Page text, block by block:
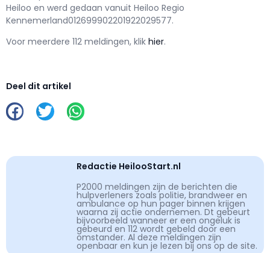
Heiloo en werd gedaan vanuit Heiloo Regio
Kennemerland012699902201922029577.
Voor meerdere 112 meldingen, klik hier.
Deel dit artikel
Redactie HeilooStart.nl
P2000 meldingen zijn de berichten die
hulpverleners zoals politie, brandweer en
ambulance op hun pager binnen krijgen
waarna zij actie ondernemen. Dt gebeurt
bijvoorbeeld wanneer er een ongeluk is
gebeurd en 112 wordt gebeld door een
omstander. Al deze meldingen zijn
openbaar en kun je lezen bij ons op de site.